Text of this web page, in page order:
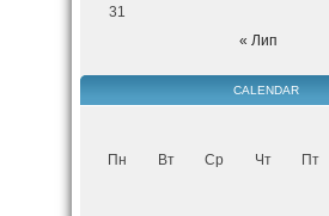
31
« Лип
CALENDAR
Пн Вт Ср Чт Пт